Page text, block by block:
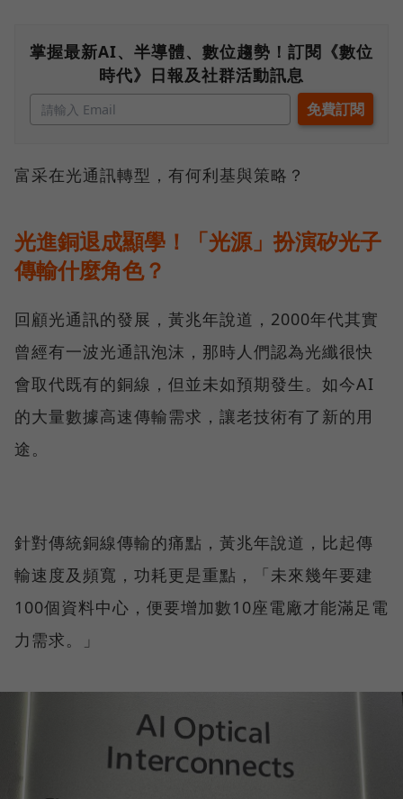
掌握最新AI、半導體、數位趨勢！訂閱《數位
時代》日報及社群活動訊息
富采在光通訊轉型，有何利基與策略？
光進銅退成顯學！「光源」扮演矽光子
傳輸什麼角色？
回顧光通訊的發展，黃兆年說道，2000年代其實
曾經有一波光通訊泡沫，那時人們認為光纖很快
會取代既有的銅線，但並未如預期發生。如今AI
的大量數據高速傳輸需求，讓老技術有了新的用
途。
針對傳統銅線傳輸的痛點，黃兆年說道，比起傳
輸速度及頻寬，功耗更是重點，「未來幾年要建
100個資料中心，便要增加數10座電廠才能滿足電
力需求。」